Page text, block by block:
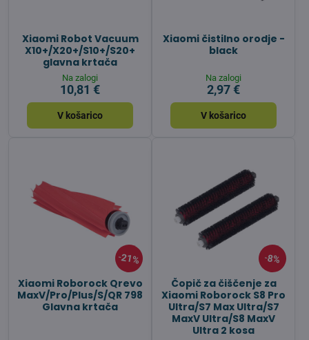
Xiaomi Robot Vacuum
X10+/X20+/S10+/S20+
glavna krtača
Na zalogi
10,81 €
V košarico
Xiaomi čistilno orodje -
black
Na zalogi
2,97 €
V košarico
21%
Xiaomi Roborock Qrevo
MaxV/Pro/Plus/S/QR 798
Glavna krtača
8%
Čopič za čiščenje za
Xiaomi Roborock S8 Pro
Ultra/S7 Max Ultra/S7
MaxV Ultra/S8 MaxV
Ultra 2 kosa